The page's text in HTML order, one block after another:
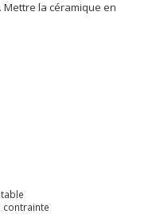
Mettre la céramique en
contrainte